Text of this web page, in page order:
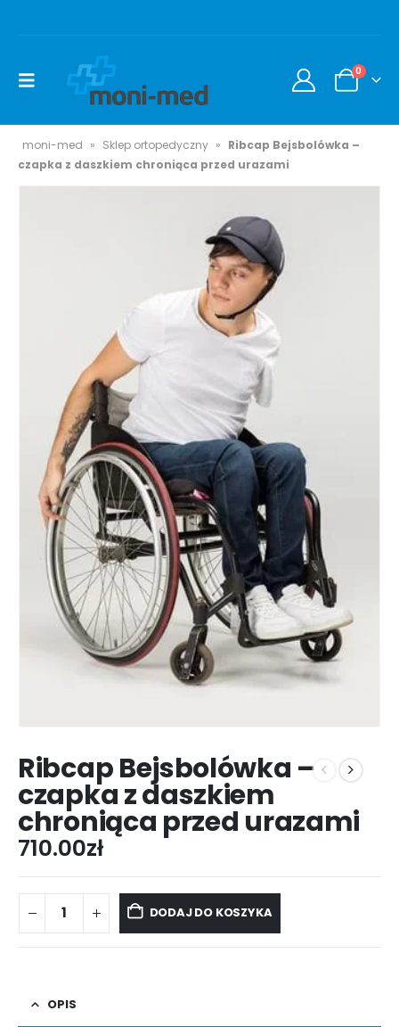
0
moni-med » Sklep ortopedyczny » Ribcap Bejsbolówka –
czapka z daszkiem chroniąca przed urazami
Ribcap Bejsbolówka –
czapka z daszkiem
chroniąca przed urazami
710.00zł
DODAJ DO KOSZYKA
OPIS